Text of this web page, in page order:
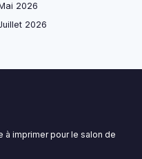
2026
2026
à imprimer pour le salon de